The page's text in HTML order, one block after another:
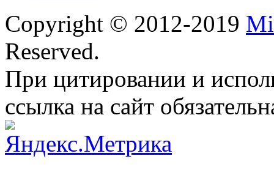
Copyright © 2012-2019
Reserved.
При цитировании и
ссылка на сайт